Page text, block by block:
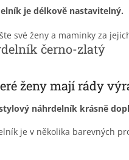
je délkově nastavitelný.
černo-zlatý
ženy mají rády
náhrdelník krásně
je v několika barevných